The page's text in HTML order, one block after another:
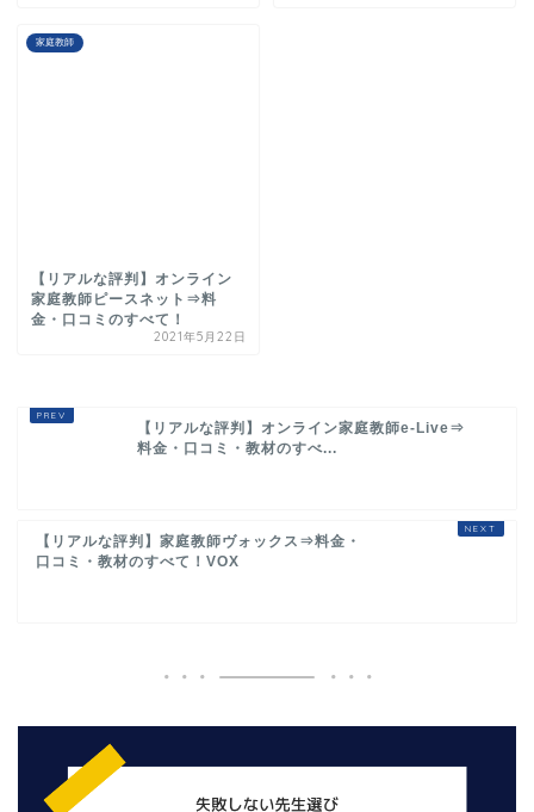
家庭教師
【リアルな評判】オンライン
家庭教師ピースネット⇒料
金・口コミのすべて！
2021年5月22日
【リアルな評判】オンライン家庭教師e-Live⇒
料金・口コミ・教材のすべ...
【リアルな評判】家庭教師ヴォックス⇒料金・
口コミ・教材のすべて！VOX